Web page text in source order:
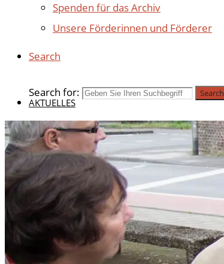
Spenden für das Archiv
Unsere Förderinnen und Förderer
Search
Search for: Search
AKTUELLES
BEITRÄGE 2025
BEITRÄGE 2024
BEITRÄGE 2023
BEITRÄGE 2022
BEITRÄGE 2021
BEITRÄGE 2020
ÄLTERE BEITRÄGE